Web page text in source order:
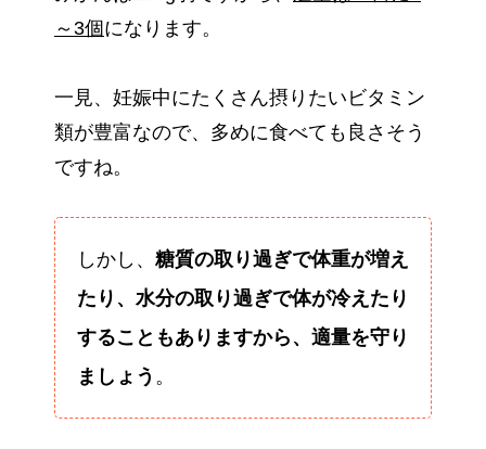
～3個 になります。
一見、妊娠中にたくさん摂りたいビタミン
類が豊富なので、多めに食べても良さそう
ですね。
しかし、 糖質の取り過ぎで体重が増え
たり、水分の取り過ぎで体が冷えたり
することもありますから、適量を守り
ましょう 。